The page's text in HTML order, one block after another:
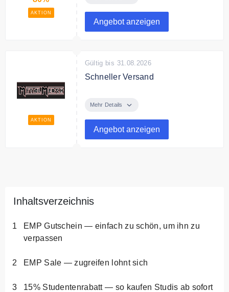
AKTION
Angebot anzeigen
AKTION
Gültig bis 31.08.2026
Schneller Versand
Bestellungen.
Mehr Details
Angebot anzeigen
Inhaltsverzeichnis
EMP Gutschein — einfach zu schön, um ihn zu
verpassen
EMP Sale — zugreifen lohnt sich
15% Studentenrabatt — so kaufen Studis ab sofort